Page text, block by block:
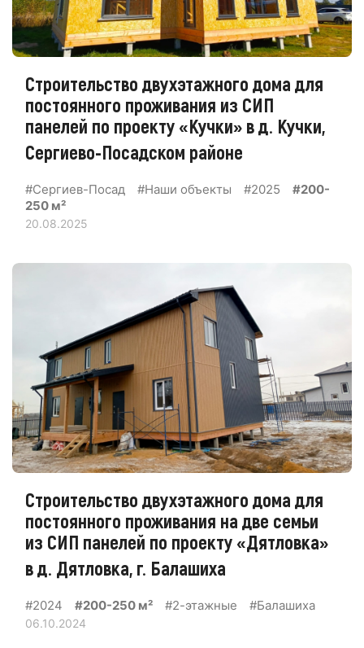
Строительство двухэтажного дома для
постоянного проживания из СИП
панелей по проекту «Кучки» в д. Кучки,
Сергиево-Посадском районе
#Сергиев-Посад #Наши объекты #2025
#200-
250 м²
20.08.2025
Строительство двухэтажного дома для
постоянного проживания на две семьи
из СИП панелей по проекту «Дятловка»
в д. Дятловка, г. Балашиха
#2024 #200-250 м² #2-этажные #Балашиха
06.10.2024